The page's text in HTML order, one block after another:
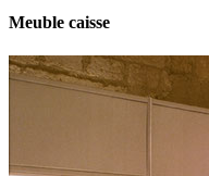
Meuble caisse